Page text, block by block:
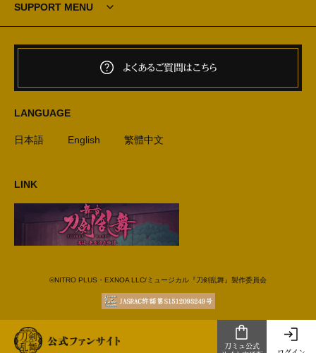
刀ミュ公式
SUPPORT MENU
よくあるご質問はこちら
LANGUAGE
日本語 English 繁體中文
LINK
©NITRO PLUS・EXNOA LLC/ミュージカル『刀剣乱舞』製作委員会